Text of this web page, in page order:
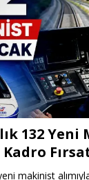
132
makinist